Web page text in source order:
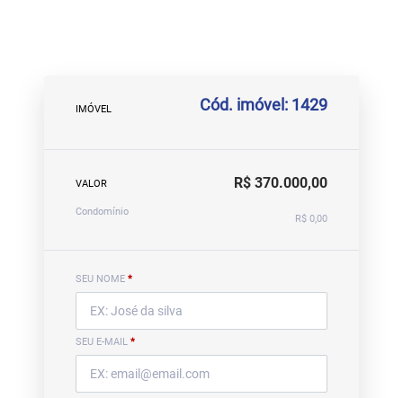
IMÓVEL Cód. imóvel: 1429
VALOR R$ 370.000,00
Condomínio
R$ 0,00
SEU NOME *
SEU E-MAIL *